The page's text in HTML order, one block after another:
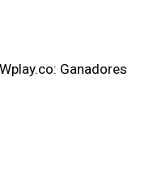
Ganadores